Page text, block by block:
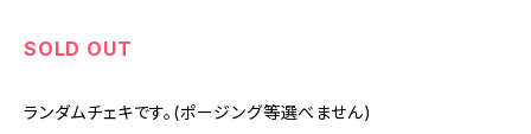
SOLD OUT
ランダムチェキです。(ポージング等選べません)